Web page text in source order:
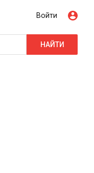
Войти
НАЙТИ